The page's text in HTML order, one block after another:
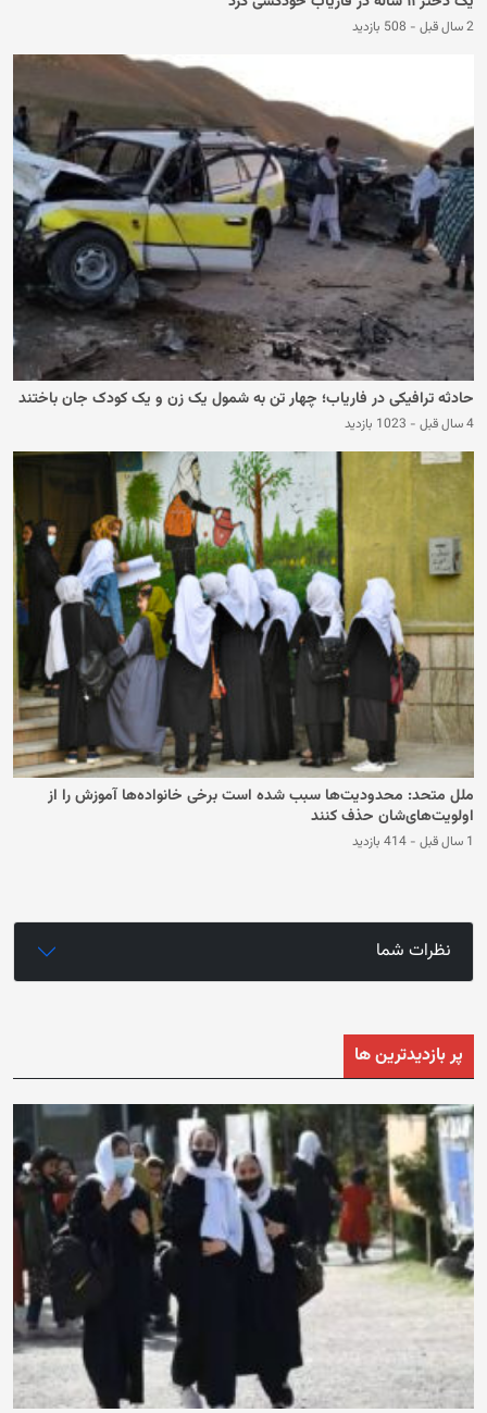
2 سال قبل - 508 بازدید
حادثه ترافیکی در فاریاب؛ چهار تن به شمول یک زن و یک کودک جان باختند
4 سال قبل - 1023 بازدید
ملل متحد: محدودیت‌ها سبب شده است برخی خانواده‌ها آموزش را از
اولویت‌های‌شان حذف کنند
1 سال قبل - 414 بازدید
نظرات شما
پر بازدیدترین ها